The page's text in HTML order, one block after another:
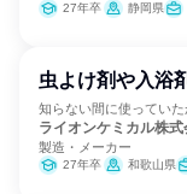
27年卒 静岡県
虫よけ剤や入浴
知らない間に使ってい
ライオンケミカル株式
製造・メーカー
27年卒 和歌山県